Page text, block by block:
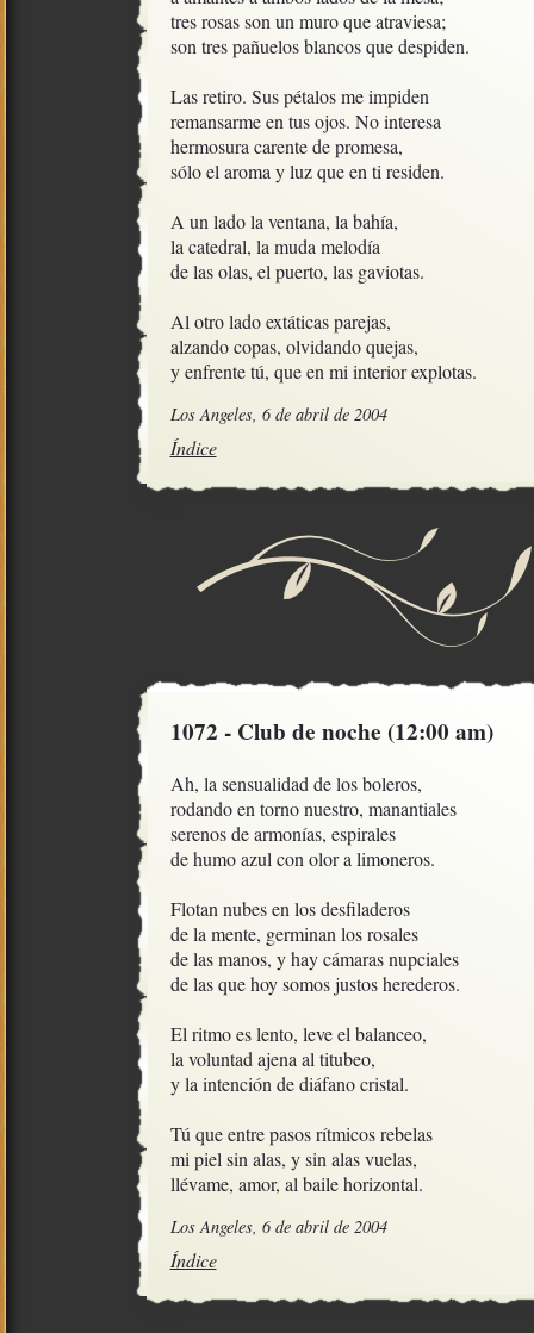
tres rosas son un muro que atraviesa;
son tres pañuelos blancos que despiden.
Las retiro. Sus pétalos me impiden
remansarme en tus ojos. No interesa
hermosura carente de promesa,
sólo el aroma y luz que en ti residen.
A un lado la ventana, la bahía,
la catedral, la muda melodía
de las olas, el puerto, las gaviotas.
Al otro lado extáticas parejas,
alzando copas, olvidando quejas,
y enfrente tú, que en mi interior explotas.
Los Angeles, 6 de abril de 2004
Índice
1072 - Club de noche (12:00 am)
Ah, la sensualidad de los boleros,
rodando en torno nuestro, manantiales
serenos de armonías, espirales
de humo azul con olor a limoneros.
Flotan nubes en los desfiladeros
de la mente, germinan los rosales
de las manos, y hay cámaras nupciales
de las que hoy somos justos herederos.
El ritmo es lento, leve el balanceo,
la voluntad ajena al titubeo,
y la intención de diáfano cristal.
Tú que entre pasos rítmicos rebelas
mi piel sin alas, y sin alas vuelas,
llévame, amor, al baile horizontal.
Los Angeles, 6 de abril de 2004
Índice